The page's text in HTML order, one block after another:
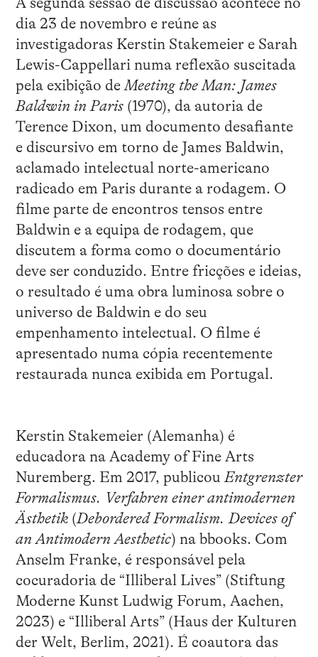
dia 23 de novembro e reúne as
investigadoras Kerstin Stakemeier e Sarah
Lewis-Cappellari numa reflexão suscitada
pela exibição de Meeting the Man: James
Baldwin in Paris(1970), da autoria de
Terence Dixon, um documento desafiante
e discursivo em torno de James Baldwin,
aclamado intelectual norte-americano
radicado em Paris durante a rodagem. O
filme parte de encontros tensos entre
Baldwin e a equipa de rodagem, que
discutem a forma como o documentário
deve ser conduzido. Entre fricções e ideias,
o resultado é uma obra luminosa sobre o
universo de Baldwin e do seu
empenhamento intelectual. O filme é
apresentado numa cópia recentemente
restaurada nunca exibida em Portugal.
Kerstin Stakemeier (Alemanha) é
educadora na Academy of Fine Arts
Nuremberg. Em 2017, publicou Entgrenzter
Formalismus. Verfahren einer antimodernen
Ästhetik(Debordered Formalism. Devices of
an Antimodern Aesthetic) na bbooks. Com
Anselm Franke, é responsável pela
cocuradoria de “Illiberal Lives” (Stiftung
Moderne Kunst Ludwig Forum, Aachen,
2023) e “Illiberal Arts” (Haus der Kulturen
der Welt, Berlim, 2021). É coautora das